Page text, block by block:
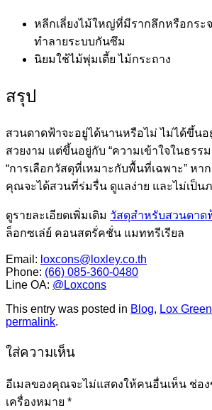
หลีกเลี่ยงไม้ใหญ่ที่มีรากลึกหรือกระ
ทำลายระบบกันซึม
นิยมใช้ไม้พุ่มเตี้ย ไม้กระถาง
สรุป
สวนดาดฟ้าจะอยู่ได้นานหรือไม่ ไม่ได้ขึ้น
สวยงาม แต่ขึ้นอยู่กับ “ความเข้าใจในธรร
“การเลือกวัสดุที่เหมาะกับพื้นที่เฉพาะ” หา
คุณจะได้สวนที่ร่มรื่น ดูแลง่าย และไม่เป็น
ดูรายละเอียดเพิ่มเติม วัสดุสำหรับสวนดาด
ล็อกซเล่ย์ คอนสตรั่คชั่น แมททรีเรียล
Email: loxcons@loxley.co.th
Phone: (66) 085-360-0480
Line OA: @Loxcons
This entry was posted in Blog, Lox Green
permalink.
ใส่ความเห็น
อีเมลของคุณจะไม่แสดงให้คนอื่นเห็น ช่อ
เครื่องหมาย *